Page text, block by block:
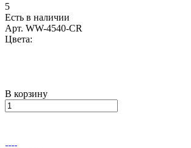
5
Есть в наличии
Арт. WW-4540-CR
Цвета:
В корзину